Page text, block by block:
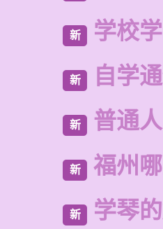
新 学校
新 自学
新 普通
新 福州
新 学琴